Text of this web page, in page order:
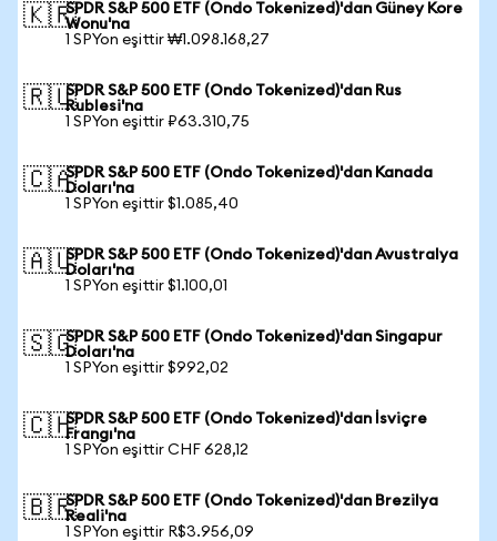
🇰🇷SPDR S&P 500 ETF (Ondo Tokenized)'dan Güney Kore
Wonu'na
1 SPYon eşittir ₩1.098.168,27
🇷🇺SPDR S&P 500 ETF (Ondo Tokenized)'dan Rus
Rublesi'na
1 SPYon eşittir ₽63.310,75
🇨🇦SPDR S&P 500 ETF (Ondo Tokenized)'dan Kanada
Doları'na
1 SPYon eşittir $1.085,40
🇦🇺SPDR S&P 500 ETF (Ondo Tokenized)'dan Avustralya
Doları'na
1 SPYon eşittir $1.100,01
🇸🇬SPDR S&P 500 ETF (Ondo Tokenized)'dan Singapur
Doları'na
1 SPYon eşittir $992,02
🇨🇭SPDR S&P 500 ETF (Ondo Tokenized)'dan İsviçre
Frangı'na
1 SPYon eşittir CHF 628,12
🇧🇷SPDR S&P 500 ETF (Ondo Tokenized)'dan Brezilya
Reali'na
1 SPYon eşittir R$3.956,09